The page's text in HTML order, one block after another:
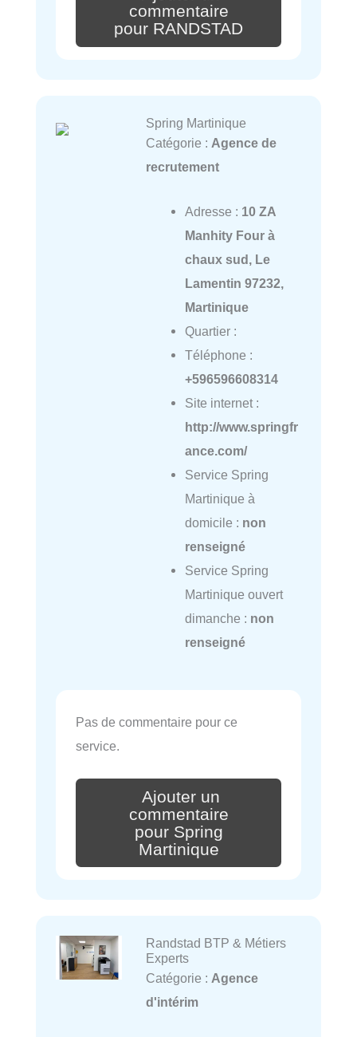
commentaire
pour RANDSTAD
Spring Martinique
Catégorie : Agence de
recrutement
Adresse : 10 ZA
Manhity Four à
chaux sud, Le
Lamentin 97232,
Martinique
Quartier :
Téléphone :
+596596608314
Site internet :
http://www.springfr
ance.com/
Service Spring
Martinique à
domicile : non
renseigné
Service Spring
Martinique ouvert
dimanche : non
renseigné
Pas de commentaire pour ce
service.
Ajouter un
commentaire
pour Spring
Martinique
Randstad BTP & Métiers
Experts
Catégorie : Agence
d'intérim